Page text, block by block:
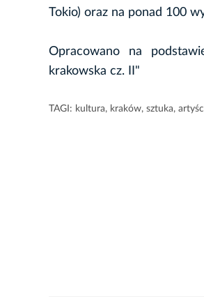
Tokio) oraz na ponad 100
Opracowano na
krakowska cz. II"
TAGI: kultura, kraków, sztuka,